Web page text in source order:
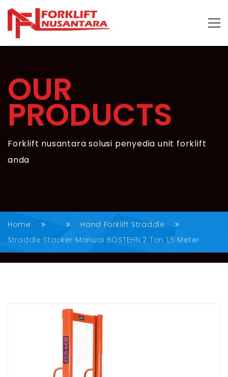
OUR
PRODUCTS
Forklift nusantara solusi penyedia unit forklift
anda
Home
Hand Forklift Straddle
Straddle Stacker Manual BOSTEHN 2 Ton 1,6 Meter